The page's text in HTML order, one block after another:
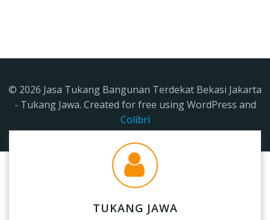
© 2026 Jasa Tukang Bangunan Terdekat Bekasi Jakarta
- Tukang Jawa. Created for free using WordPress and
Colibri
TUKANG JAWA